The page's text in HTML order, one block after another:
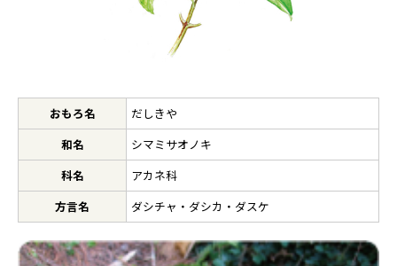
おもろ名
だしきや
和名
シマミサオノキ
科名
アカネ科
方言名
ダシチャ・ダシカ・ダスケ